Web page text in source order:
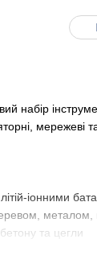
набір
мережеві
іонними
металом,
та цегли